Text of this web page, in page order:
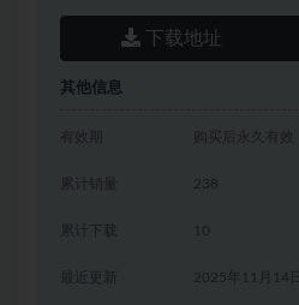
下载地址
其他信息
有效期 购买后永久有效
累计销量 238
累计下载 10
2025年11月14日